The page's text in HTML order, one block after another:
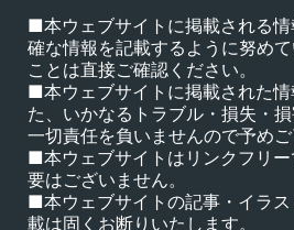
■本ウェブサイトに掲載される
確な情報を記載するように努め
ことは直接ご確認ください。
■本ウェブサイトに掲載された
た、いかなるトラブル・損失・
一切責任を負いませんので予めご
■本ウェブサイトはリンクフリ
要はございません。
■本ウェブサイトの記事・イラ
載は固くお断りいたします。